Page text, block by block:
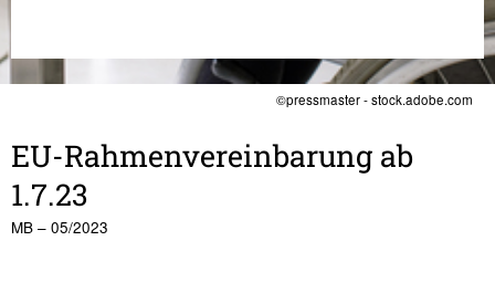
©pressmaster - stock.adobe.com
EU-Rahmen­ver­ein­ba­rung ab
1.7.23
MB – 05/2023